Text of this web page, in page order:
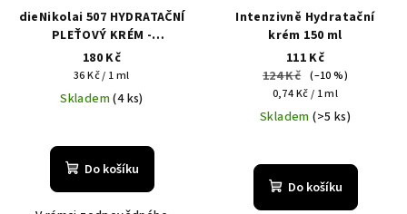
dieNikolai 507 HYDRATAČNÍ
PLEŤOVÝ KRÉM -
ŠAFRÁNOVÉ OSVĚŽENÍ 5 ml
180 Kč
Měrná
cena:
36 Kč / 1 ml
Skladem(4 ks)
Do košíku
Intenzivně Hydratační
krém 150 ml
111 Kč
124 Kč (–10 %)
Měrná
cena:
0,74 Kč / 1 ml
Skladem(>5 ks)
Do košíku